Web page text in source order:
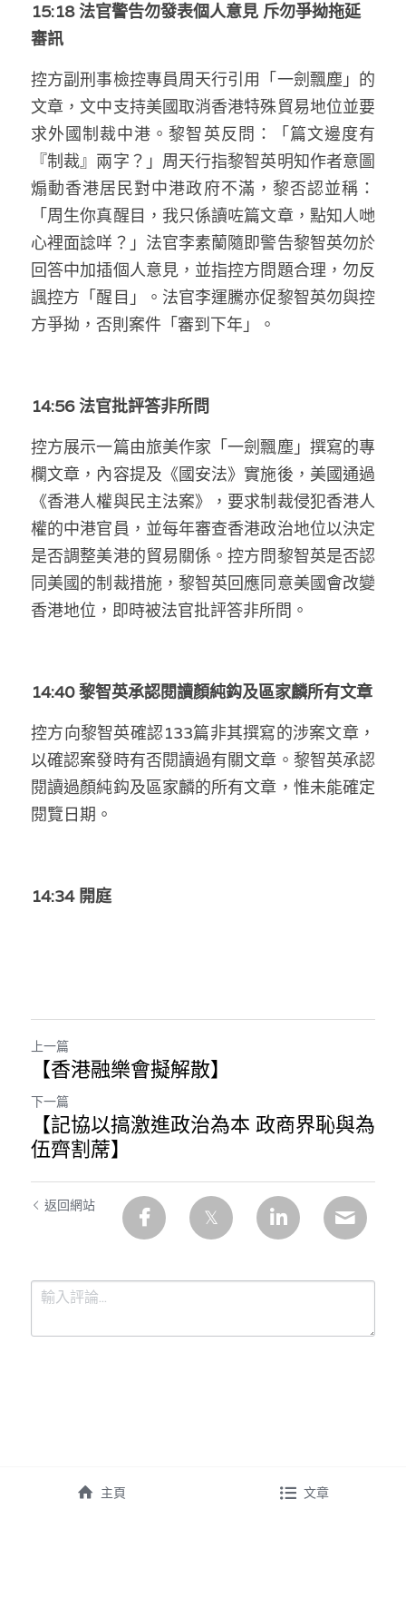
溫志倫專欄
張美雄專欄
莊豪鋒專欄
香港科技專上書院｜專欄
15:18 法官警告勿發表個人意見 斥勿爭拗拖延
審訊
控方副刑事檢控專員周天行引用「一劍飄塵」的
文章，文中支持美國取消香港特殊貿易地位並要
求外國制裁中港。黎智英反問：「篇文邊度有
『制裁』兩字？」周天行指黎智英明知作者意圖
煽動香港居民對中港政府不滿，黎否認並稱：
「周生你真醒目，我只係讀咗篇文章，點知人哋
心裡面諗咩？」法官李素蘭隨即警告黎智英勿於
回答中加插個人意見，並指控方問題合理，勿反
諷控方「醒目」。法官李運騰亦促黎智英勿與控
方爭拗，否則案件「審到下年」。
14:56 法官批評答非所問
控方展示一篇由旅美作家「一劍飄塵」撰寫的專
欄文章，內容提及《國安法》實施後，美國通過
《香港人權與民主法案》，要求制裁侵犯香港人
權的中港官員，並每年審查香港政治地位以決定
是否調整美港的貿易關係。控方問黎智英是否認
同美國的制裁措施，黎智英回應同意美國會改變
香港地位， 即時被法官批評答非所問。
14:40 黎智英承認閱讀顏純鈎及區家麟所有文章
控方向黎智英確認133篇非其撰寫的涉案文章，
以確認案發時有否閱讀過有關文章。黎智英承認
閱讀過顏純鈎及區家麟的所有文章，惟未能確定
閱覽日期。
14:34 開庭
上一篇
【香港融樂會擬解散】
下一篇
【記協以搞激進政治為本 政商界恥與為
伍齊割蓆】
返回網站
主頁 文章